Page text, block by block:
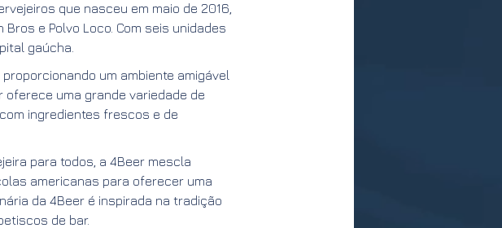
que nasceu em maio de 2016,
e Polvo Loco. Com seis unidades
gaúcha.
um ambiente amigável
uma grande variedade de
ingredientes frescos e de
para todos, a 4Beer mescla
americanas para oferecer uma
da 4Beer é inspirada na tradição
de bar.